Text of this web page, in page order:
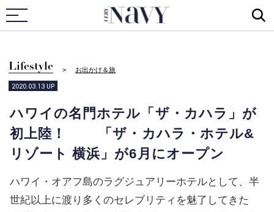
VERY NAVY
Lifestyle お出かけ＆旅
2020.03.13 UP
ハワイの名門ホテル「ザ・カハラ」が
初上陸！ 「ザ・カハラ・ホテル&
リゾート 横浜」が6月にオープン
ハワイ・オアフ島のラグジュアリーホテルとして、半
世紀以上に渡り多くのセレブリティを魅了してきた